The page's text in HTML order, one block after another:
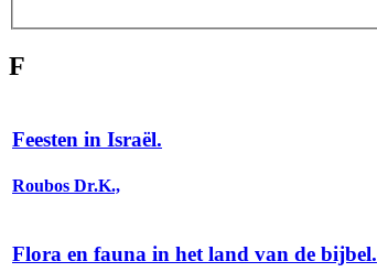
F
Feesten in Israël.
Roubos Dr.K.,
Flora en fauna in het land van de bijbel.